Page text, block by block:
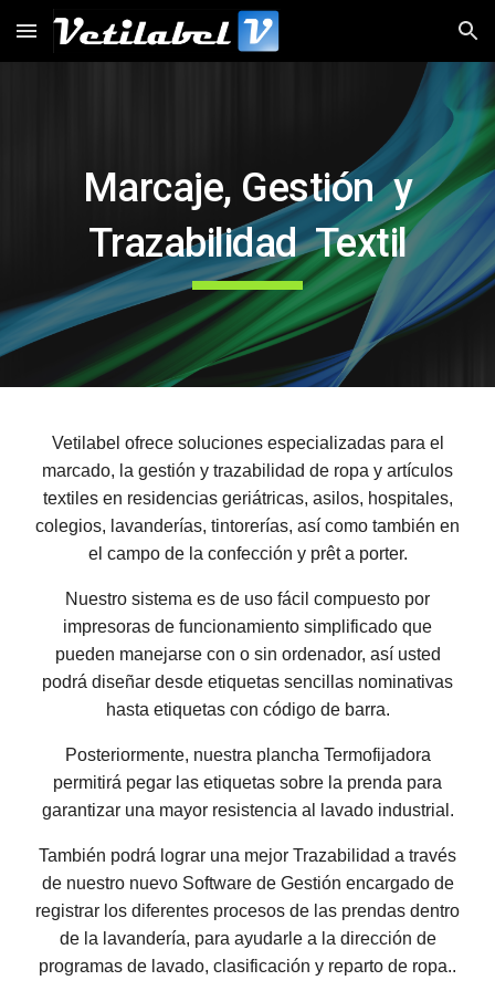
Skip to main content Skip to navigation
Marcaje, Gestión y
Trazabilidad Textil
Vetilabel ofrece soluciones especializadas para el
marcado, la gestión y trazabilidad de ropa y artículos
textiles en residencias geriátricas, asilos, hospitales,
colegios, lavanderías, tintorerías, así como también en
el campo de la confección y prêt a porter.
Nuestro sistema es de uso fácil compuesto por
impresoras de funcionamiento simplificado que
pueden manejarse con o sin ordenador, así usted
podrá diseñar desde etiquetas sencillas nominativas
hasta etiquetas con código de barra.
Posteriormente, nuestra plancha Termofijadora
permitirá pegar las etiquetas sobre la prenda para
garantizar una mayor resistencia al lavado industrial.
También podrá lograr una mejor Trazabilidad a través
de nuestro nuevo Software de Gestión encargado de
registrar los diferentes procesos de las prendas dentro
de la lavandería, para ayudarle a la dirección de
programas de lavado, clasificación y reparto de ropa..